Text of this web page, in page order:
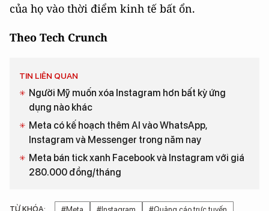
của họ vào thời điểm kinh tế bất ổn.
Theo Tech Crunch
TIN LIÊN QUAN
Người Mỹ muốn xóa Instagram hơn bất kỳ ứng
dụng nào khác
Meta có kế hoạch thêm AI vào WhatsApp,
Instagram và Messenger trong năm nay
Meta bán tick xanh Facebook và Instagram với giá
280.000 đồng/tháng
TỪ KHÓA: